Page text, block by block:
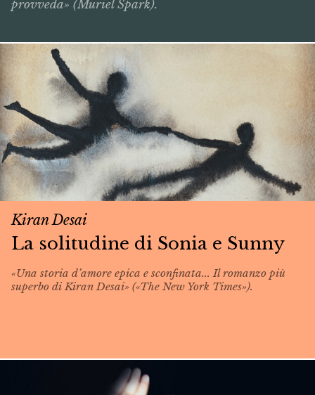
provveda» (Muriel Spark).
Kiran Desai
La solitudine di Sonia e Sunny
«Una storia d’amore epica e sconfinata... Il romanzo più
superbo di Kiran Desai» («The New York Times»).